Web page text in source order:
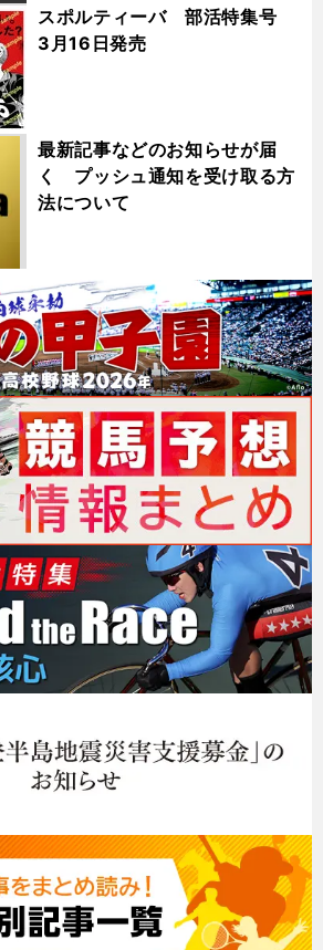
スポルティーバ 部活特集号
3月16日発売
最新記事などのお知らせが届
く プッシュ通知を受け取る方
法について